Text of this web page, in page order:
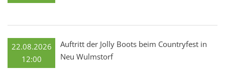
22.08.2026
12:00
Auftritt der Jolly Boots beim Countryfest in
Neu Wulmstorf